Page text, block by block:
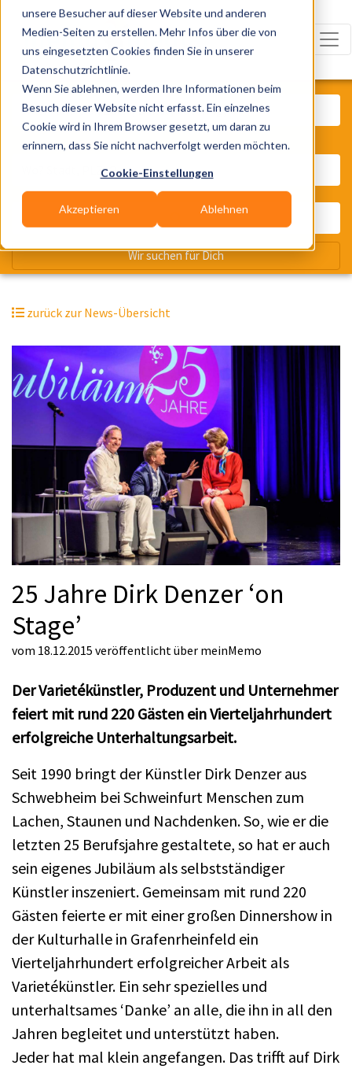
unsere Besucher auf dieser Website und anderen
Medien-Seiten zu erstellen. Mehr Infos über die von
uns eingesetzten Cookies finden Sie in unserer
Datenschutzrichtlinie.
Wenn Sie ablehnen, werden Ihre Informationen beim
Besuch dieser Website nicht erfasst. Ein einzelnes
Cookie wird in Ihrem Browser gesetzt, um daran zu
erinnern, dass Sie nicht nachverfolgt werden möchten.
Cookie-Einstellungen
Akzeptieren Ablehnen
zurück zur News-Übersicht
25 Jahre Dirk Denzer ‘on
Stage’
vom 18.12.2015 veröffentlicht über meinMemo
Der Varietékünstler, Produzent und Unternehmer
feiert mit rund 220 Gästen ein Vierteljahrhundert
erfolgreiche Unterhaltungsarbeit.
Seit 1990 bringt der Künstler Dirk Denzer aus
Schwebheim bei Schweinfurt Menschen zum
Lachen, Staunen und Nachdenken. So, wie er die
letzten 25 Berufsjahre gestaltete, so hat er auch
sein eigenes Jubiläum als selbstständiger
Künstler inszeniert. Gemeinsam mit rund 220
Gästen feierte er mit einer großen Dinnershow in
der Kulturhalle in Grafenrheinfeld ein
Vierteljahrhundert erfolgreicher Arbeit als
Varietékünstler. Ein sehr spezielles und
unterhaltsames ‘Danke’ an alle, die ihn in all den
Jahren begleitet und unterstützt haben.
Jeder hat mal klein angefangen. Das trifft auf Dirk
Was? Künstler, Zelte, Bands,
Wo? Stadt, PLZ, Ort
Wir suchen für Dich